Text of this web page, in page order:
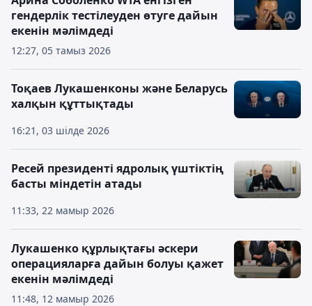
12:27, 05 тамыз 2026
гендерлік тестілеуден өтуге дайын
екенін мәлімдеді
16:21, 03 шілде 2026
Тоқаев Лукашенконы және Беларусь
халқын құттықтады
11:33, 22 мамыр 2026
Ресей президенті ядролық үштіктің
басты міндетін атады
11:48, 12 мамыр 2026
Лукашенко құрлықтағы әскери
операцияларға дайын болуы қажет
екенін мәлімдеді